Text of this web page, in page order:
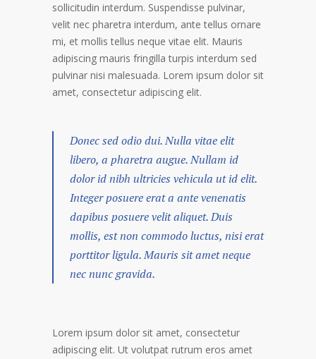
sollicitudin interdum. Suspendisse pulvinar,
velit nec pharetra interdum, ante tellus ornare
mi, et mollis tellus neque vitae elit. Mauris
adipiscing mauris fringilla turpis interdum sed
pulvinar nisi malesuada. Lorem ipsum dolor sit
amet, consectetur adipiscing elit.
Donec sed odio dui. Nulla vitae elit
libero, a pharetra augue. Nullam id
dolor id nibh ultricies vehicula ut id elit.
Integer posuere erat a ante venenatis
dapibus posuere velit aliquet. Duis
mollis, est non commodo luctus, nisi erat
porttitor ligula. Mauris sit amet neque
nec nunc gravida.
Lorem ipsum dolor sit amet, consectetur
adipiscing elit. Ut volutpat rutrum eros amet